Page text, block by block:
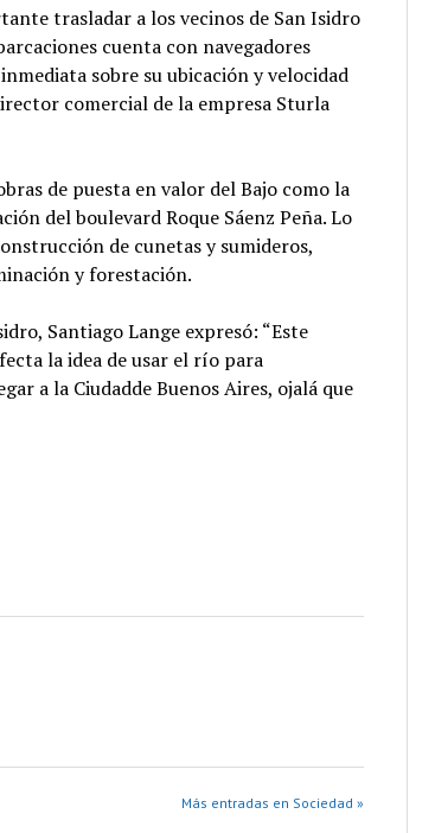
trasladar a los vecinos de San Isidro
cuenta con navegadores
sobre su ubicación y velocidad
comercial de la empresa Sturla
de puesta en valor del Bajo como la
del boulevard Roque Sáenz Peña. Lo
de cunetas y sumideros,
y forestación.
Santiago Lange expresó: “Este
la idea de usar el río para
a la Ciudadde Buenos Aires, ojalá que
Más entradas en Sociedad »